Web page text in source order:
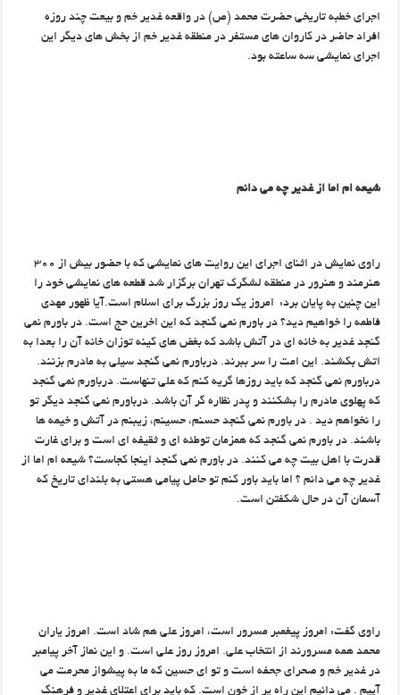
اجرای خطبه تاریخی حضرت محمد (ص) در واقعه غدیر خم و بیعت چند روزه
افراد حاضر در کاروان های مستفر در منطقه غدیر خم از بخش های دیگر این
اجرای نمایشی سه ساعته بود.
شیعه ام اما از غدیر چه می دانم
راوی نمایش در اثنای اجرای این روایت های نمایشی که با حضور بیش از ۳۰۰
هنرمند و هنرور در منطقه لشگرک تهران برگزار شد قطعه های نمایشی خود را
این چنین به پایان برد: امروز یک روز بزرگ برای اسلام است.آیا ظهور مهدی
فاطمه را خواهیم دید؟ در باورم نمی گنجد که این اخرین حج است. در باورم نمی
گنجد غدیر به خانه ای در آتش باشد که بغض های کینه توزان خانه آن را بعدا به
اتش بکشند. این امت را سر ببرند. درباورم نمی گنجد سیلی به مادرم بزنند.
درباورم نمی گنجد که باید روزها گریه کنم که علی تنهاست. درباورم نمی گنجد
که پهلوی مادرم را بشکنند و پدر نظاره گر آن باشد. درباورم نمی گنجد دیگر تو
را نخواهم دید . در باورم نمی گنجد حسنم، حسینم، زیبنم در آتش و خیمه ها
باشند. در باورم نمی گنجد که همزمان توطئه ای و ثقیفه ای است و برای غارت
قدرت با اهل بیت چه می کنند. در باورم نمی گنجد اینجا کجاست؟ شیعه ام اما از
غدیر چه می دانم ؟ اما باید باور کنم تو حامل پیامی هستی به بلندای تاریخ که
آسمان آن در حال شکفتن است.
راوی گفت: امروز پیغمبر مسرور است، امروز علی هم شاد است. امروز یاران
محمد همه مسرورند از انتخاب علی. امروز روز علی است. و این نماز آخر پیامبر
در غدیر خم و صحرای جحفه است و تو ای حسین که ما به پیشواز محرمت می
آییم . می دانیم این راه پر از خون است. که باید برای اعتلای غدیر و فرهنگ